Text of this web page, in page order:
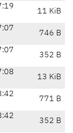
11 KiB
746 B
352 B
13 KiB
771 B
352 B